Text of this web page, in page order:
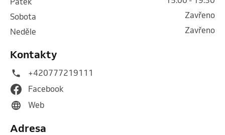
sobota
Zavřeno
neděle
Zavřeno
Kontakty
+420777219111
Facebook
Web
Adresa